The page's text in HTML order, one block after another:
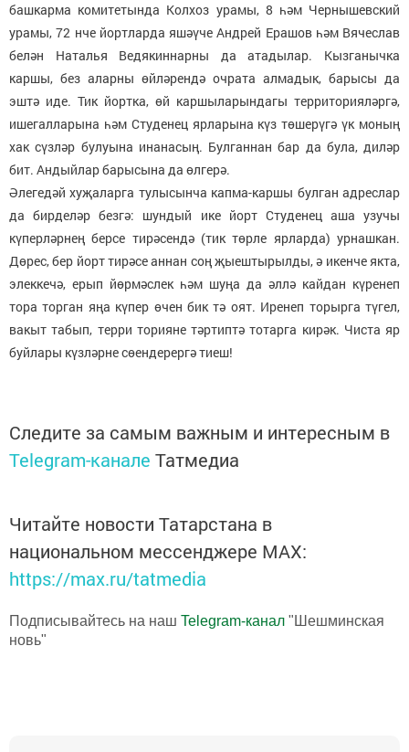
башкарма комитетында Колхоз урамы, 8 һәм Чернышевский
урамы, 72 нче йортларда яшәүче Андрей Ерашов һәм Вячеслав
белән Наталья Ведякиннарны да атадылар. Кызганычка
каршы, без аларны өйләрендә очрата алмадык, барысы да
эштә иде. Тик йортка, өй каршыларындагы территорияләргә,
ишегалларына һәм Студенец ярларына күз төшерүгә үк моның
хак сүзләр булуына инанасың. Булганнан бар да була, диләр
бит. Андыйлар барысына да өлгерә.
Әлегедәй хуҗаларга тулысынча капма-каршы булган адреслар
да бирделәр безгә: шундый ике йорт Студенец аша узучы
күперләрнең берсе тирәсендә (тик төрле ярларда) урнашкан.
Дөрес, бер йорт тирәсе аннан соң җыештырылды, ә икенче якта,
элеккечә, ерып йөрмәслек һәм шуңа да әллә кайдан күренеп
тора торган яңа күпер өчен бик тә оят. Иренеп торырга түгел,
вакыт табып, терри торияне тәртиптә тотарга кирәк. Чиста яр
буйлары күзләрне сөендерергә тиеш!
Следите за самым важным и интересным в
Telegram-канале Татмедиа
Читайте новости Татарстана в
национальном мессенджере MАХ:
https://max.ru/tatmedia
Подписывайтесь на наш Telegram-канал "Шешминская
новь"